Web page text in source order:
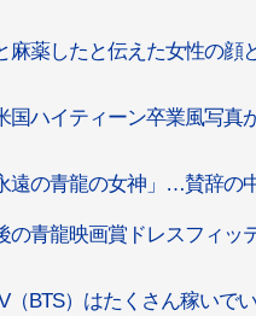
麻薬したと伝えた女性の顔
国ハイティーン卒業風写真
遠の青龍の女神」…賛辞の
の青龍映画賞ドレスフィ
（BTS）はたくさん稼い